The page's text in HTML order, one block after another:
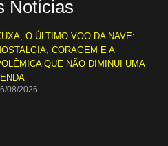
Notícias
O ÚLTIMO VOO DA NAVE:
CORAGEM E A
QUE NÃO DIMINUI UMA
LENDA
08/2026